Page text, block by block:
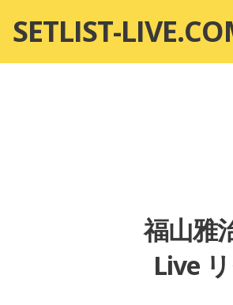
テ
SETLIST-
福山雅
Live